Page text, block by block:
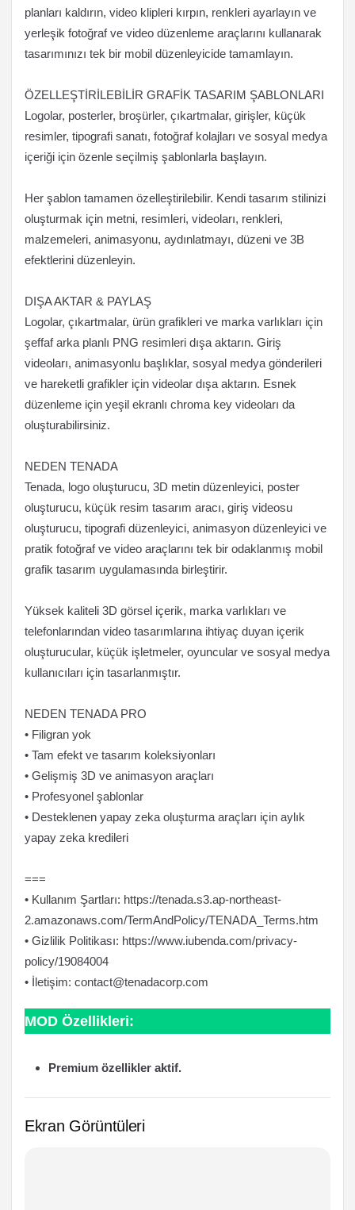
planları kaldırın, video klipleri kırpın, renkleri ayarlayın ve
yerleşik fotoğraf ve video düzenleme araçlarını kullanarak
tasarımınızı tek bir mobil düzenleyicide tamamlayın.
ÖZELLEŞTİRİLEBİLİR GRAFİK TASARIM ŞABLONLARI
Logolar, posterler, broşürler, çıkartmalar, girişler, küçük
resimler, tipografi sanatı, fotoğraf kolajları ve sosyal medya
içeriği için özenle seçilmiş şablonlarla başlayın.
Her şablon tamamen özelleştirilebilir. Kendi tasarım stilinizi
oluşturmak için metni, resimleri, videoları, renkleri,
malzemeleri, animasyonu, aydınlatmayı, düzeni ve 3B
efektlerini düzenleyin.
DIŞA AKTAR & PAYLAŞ
Logolar, çıkartmalar, ürün grafikleri ve marka varlıkları için
şeffaf arka planlı PNG resimleri dışa aktarın. Giriş
videoları, animasyonlu başlıklar, sosyal medya gönderileri
ve hareketli grafikler için videolar dışa aktarın. Esnek
düzenleme için yeşil ekranlı chroma key videoları da
oluşturabilirsiniz.
NEDEN TENADA
Tenada, logo oluşturucu, 3D metin düzenleyici, poster
oluşturucu, küçük resim tasarım aracı, giriş videosu
oluşturucu, tipografi düzenleyici, animasyon düzenleyici ve
pratik fotoğraf ve video araçlarını tek bir odaklanmış mobil
grafik tasarım uygulamasında birleştirir.
Yüksek kaliteli 3D görsel içerik, marka varlıkları ve
telefonlarından video tasarımlarına ihtiyaç duyan içerik
oluşturucular, küçük işletmeler, oyuncular ve sosyal medya
kullanıcıları için tasarlanmıştır.
NEDEN TENADA PRO
• Filigran yok
• Tam efekt ve tasarım koleksiyonları
• Gelişmiş 3D ve animasyon araçları
• Profesyonel şablonlar
• Desteklenen yapay zeka oluşturma araçları için aylık
yapay zeka kredileri
===
• Kullanım Şartları: https://tenada.s3.ap-northeast-
2.amazonaws.com/TermAndPolicy/TENADA_Terms.htm
• Gizlilik Politikası: https://www.iubenda.com/privacy-
policy/19084004
• İletişim: contact@tenadacorp.com
MOD Özellikleri:
Premium özellikler aktif.
Ekran Görüntüleri